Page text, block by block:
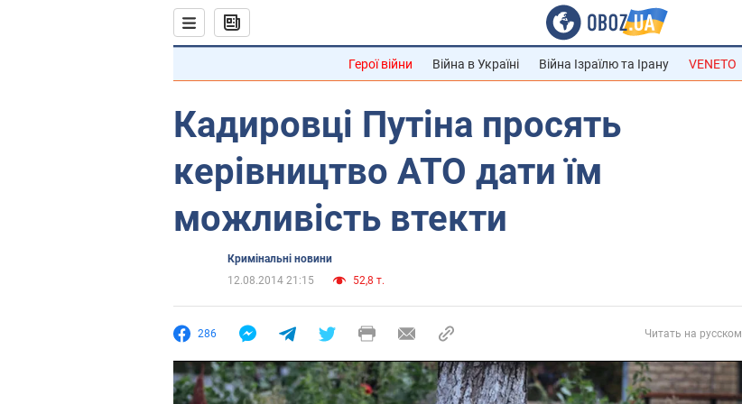
Герої війни Війна в Україні Війна Ізраїлю та Ірану VENETO
Кадировці Путіна просять
керівництво АТО дати їм
можливість втекти
Кримінальні новини
12.08.2014 21:15
52,8 т.
286 Читать на русском